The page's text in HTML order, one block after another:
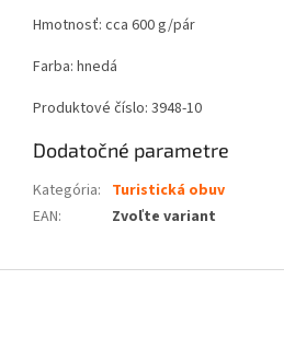
Hmotnosť: cca 600 g/pár
Farba: hnedá
Produktové číslo: 3948-10
Dodatočné parametre
Kategória: Turistická obuv
EAN: Zvoľte variant